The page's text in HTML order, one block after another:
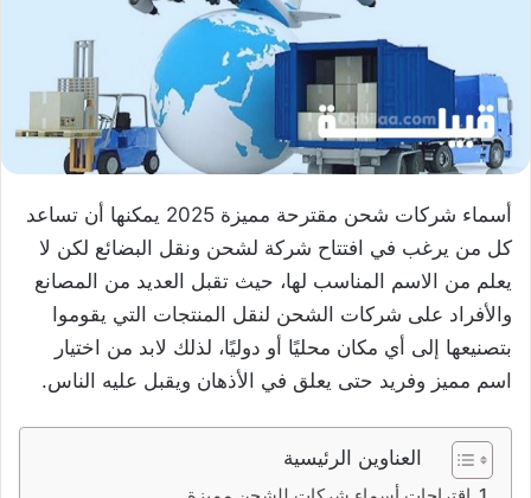
أسماء شركات شحن مقترحة مميزة 2025 يمكنها أن تساعد
كل من يرغب في افتتاح شركة لشحن ونقل البضائع لكن لا
يعلم من الاسم المناسب لها، حيث تقبل العديد من المصانع
والأفراد على شركات الشحن لنقل المنتجات التي يقوموا
بتصنيعها إلى أي مكان محليًا أو دوليًا، لذلك لابد من اختيار
اسم مميز وفريد حتى يعلق في الأذهان ويقبل عليه الناس.
العناوين الرئيسية